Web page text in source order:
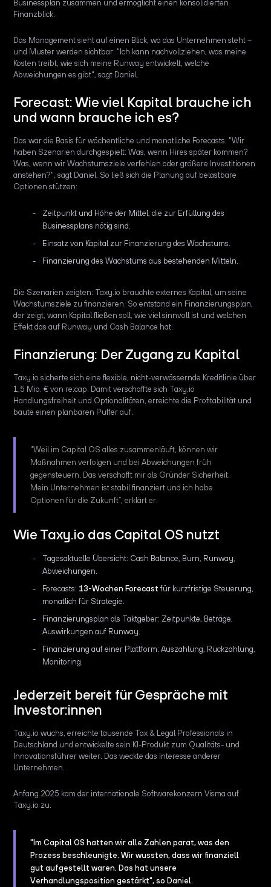
Businessplan zusammen und ermöglicht einen konsolidierten
Finanzblick.
Das Management sieht auf einen Blick, wo das Unternehmen steht –
und Muster werden sichtbar: "Ich kann nachvollziehen, was meine
Kosten treibt, wie sich meine Runway entwickelt, welche
Abweichungen es gibt", sagt Daniel.
Forecast: Wie viel Kapital brauche ich
und wann brauche ich es?
Das war die Basis für wöchentliche und monatliche Forecasts. "Wir
haben Szenarien durchgespielt: Was, wenn Hires später kommen?
Was, wenn wir Wachstumsziele verfehlen oder größere Investitionen
anstehen?", sagt Daniel. So ließ sich die Planung auf belastbare
Optionen stützen:
Zeitpunkt und Höhe der Mittel, die zur Erfüllung des
Businessplans nötig sind.
Einsatz von Kapital zur Finanzierung des Wachstums.
Finanzierung des Wachstums aus bestehenden Mitteln.
Die Szenarien zeigten: Taxy.io brauchte externes Kapital, um seine
Wachstumsziele zu finanzieren. So entstand ein Finanzierungsplan,
der zeigt, wann Kapital fließen soll, wie viel sinnvoll ist und welchen
Effekt das auf Runway und Cash Balance hat.
Finanzierung: Der Zugang zu Kapital
Taxy.io sicherte sich eine flexible, nicht-verwässernde Kreditlinie über
1,5 Mio. € von re:cap. Damit verschaffte sich Taxy.io
Handlungsfreiheit und Optionalitäten, erreichte die Profitabilität und
baute einen planbaren Puffer auf.
"Weil im Capital OS alles zusammenläuft, können wir
Maßnahmen verfolgen und bei Abweichungen früh
gegensteuern. Das verschafft mir als Gründer Sicherheit.
Mein Unternehmen ist stabil finanziert und ich habe
Optionen für die Zukunft”, erklärt er.
Wie Taxy.io das Capital OS nutzt
Tagesaktuelle Übersicht: Cash Balance, Burn, Runway,
Abweichungen.
Forecasts: 13-Wochen Forecast für kurzfristige Steuerung,
monatlich für Strategie.
Finanzierungsplan als Taktgeber: Zeitpunkte, Beträge,
Auswirkungen auf Runway.
Finanzierung auf einer Plattform: Auszahlung, Rückzahlung,
Monitoring.
Jederzeit bereit für Gespräche mit
Investor:innen
Taxy.io wuchs, erreichte tausende Tax & Legal Professionals in
Deutschland und entwickelte sein KI-Produkt zum Qualitäts- und
Innovationsführer weiter. Das weckte das Interesse anderer
Unternehmen.
Anfang 2025 kam der internationale Softwarekonzern Visma auf
Taxy.io zu.
"Im Capital OS hatten wir alle Zahlen parat, was den
Prozess beschleunigte. Wir wussten, dass wir finanziell
gut aufgestellt waren. Das hat unsere
Verhandlungsposition gestärkt", so Daniel.